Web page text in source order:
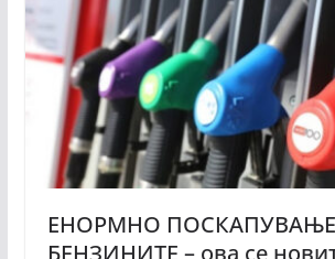
ЕНОРМНО
БЕНЗИНИТЕ – ова се